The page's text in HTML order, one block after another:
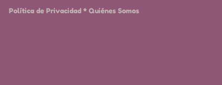
Política de Privacidad* Quiénes Somos